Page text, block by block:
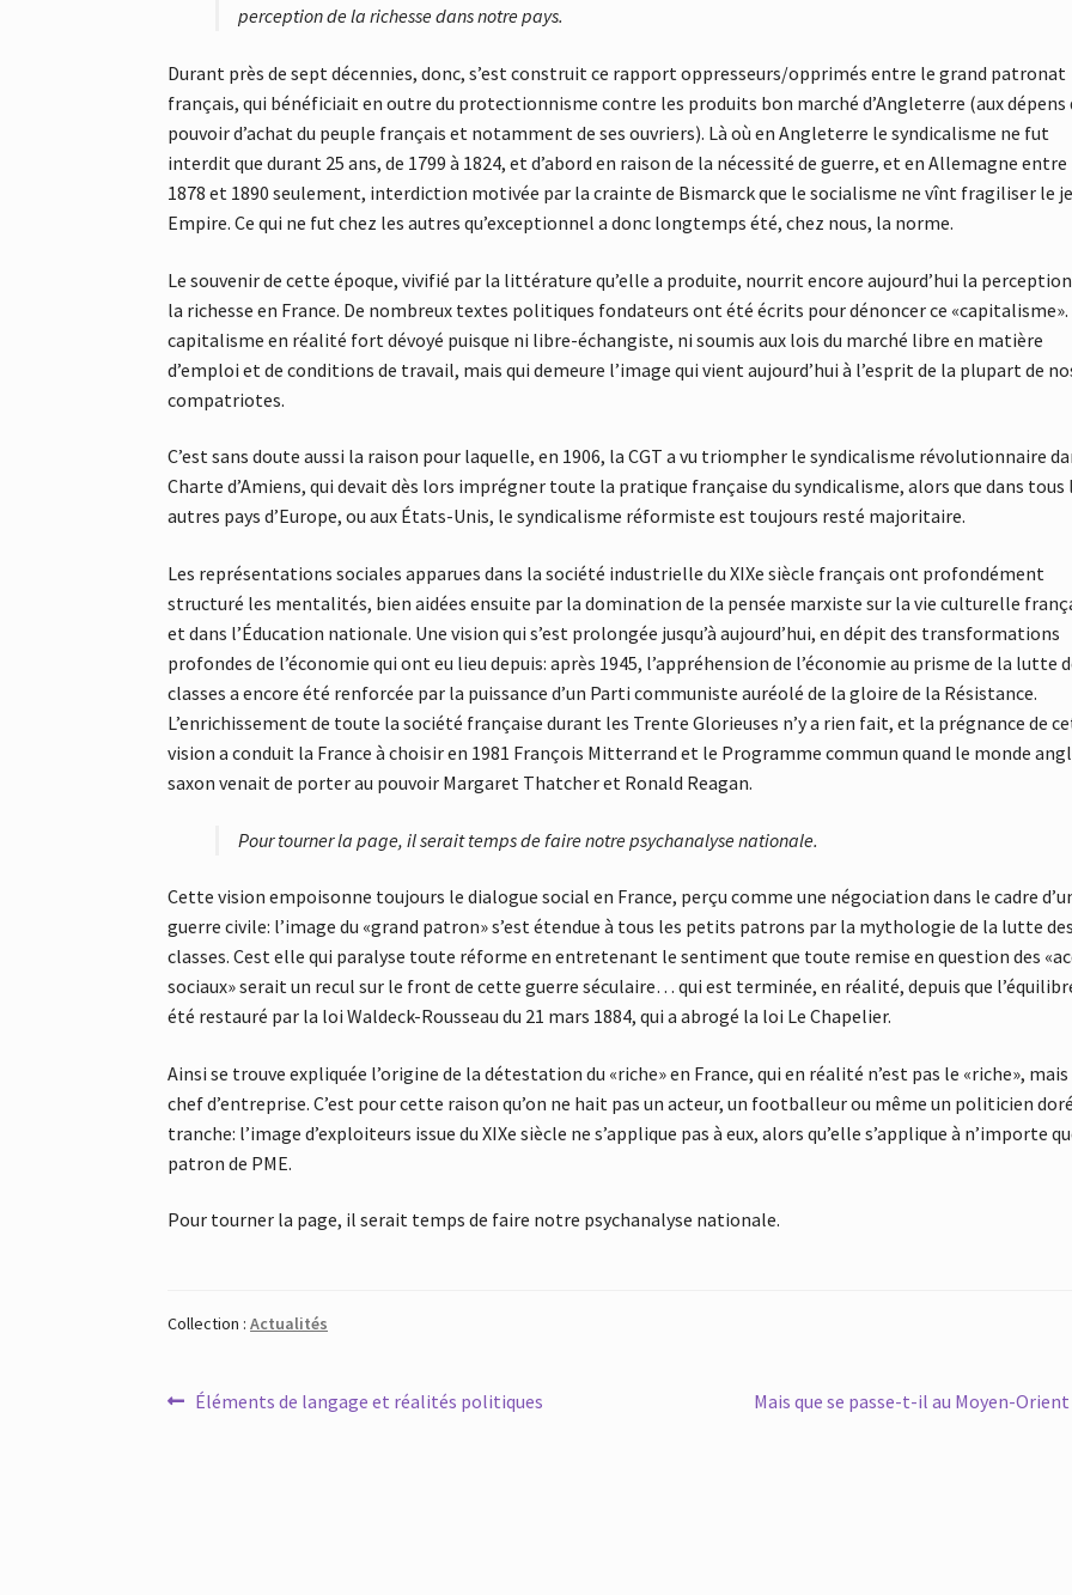
perception de la richesse dans notre pays.
Durant près de sept décennies, donc, s’est construit ce rapport oppresseurs/opprimés entre le grand patronat
français, qui bénéficiait en outre du protectionnisme contre les produits bon marché d’Angleterre (aux dépens
pouvoir d’achat du peuple français et notamment de ses ouvriers). Là où en Angleterre le syndicalisme ne fut
interdit que durant 25 ans, de 1799 à 1824, et d’abord en raison de la nécessité de guerre, et en Allemagne entre
1878 et 1890 seulement, interdiction motivée par la crainte de Bismarck que le socialisme ne vînt fragiliser le
Empire. Ce qui ne fut chez les autres qu’exceptionnel a donc longtemps été, chez nous, la norme.
Le souvenir de cette époque, vivifié par la littérature qu’elle a produite, nourrit encore aujourd’hui la
la richesse en France. De nombreux textes politiques fondateurs ont été écrits pour dénoncer ce «capitalisme».
capitalisme en réalité fort dévoyé puisque ni libre-échangiste, ni soumis aux lois du marché libre en matière
d’emploi et de conditions de travail, mais qui demeure l’image qui vient aujourd’hui à l’esprit de la plupart de
compatriotes.
C’est sans doute aussi la raison pour laquelle, en 1906, la CGT a vu triompher le syndicalisme révolutionnaire
Charte d’Amiens, qui devait dès lors imprégner toute la pratique française du syndicalisme, alors que dans tous
autres pays d’Europe, ou aux États-Unis, le syndicalisme réformiste est toujours resté majoritaire.
Les représentations sociales apparues dans la société industrielle du XIXe siècle français ont profondément
structuré les mentalités, bien aidées ensuite par la domination de la pensée marxiste sur la vie culturelle
et dans l’Éducation nationale. Une vision qui s’est prolongée jusqu’à aujourd’hui, en dépit des transformations
profondes de l’économie qui ont eu lieu depuis: après 1945, l’appréhension de l’économie au prisme de la lutte
classes a encore été renforcée par la puissance d’un Parti communiste auréolé de la gloire de la Résistance.
L’enrichissement de toute la société française durant les Trente Glorieuses n’y a rien fait, et la prégnance de
vision a conduit la France à choisir en 1981 François Mitterrand et le Programme commun quand le monde
saxon venait de porter au pouvoir Margaret Thatcher et Ronald Reagan.
Pour tourner la page, il serait temps de faire notre psychanalyse nationale.
Cette vision empoisonne toujours le dialogue social en France, perçu comme une négociation dans le cadre
guerre civile: l’image du «grand patron» s’est étendue à tous les petits patrons par la mythologie de la lutte des
classes. Cest elle qui paralyse toute réforme en entretenant le sentiment que toute remise en question des
sociaux» serait un recul sur le front de cette guerre séculaire… qui est terminée, en réalité, depuis que
été restauré par la loi Waldeck-Rousseau du 21 mars 1884, qui a abrogé la loi Le Chapelier.
Ainsi se trouve expliquée l’origine de la détestation du «riche» en France, qui en réalité n’est pas le «riche», mais
chef d’entreprise. C’est pour cette raison qu’on ne hait pas un acteur, un footballeur ou même un politicien
tranche: l’image d’exploiteurs issue du XIXe siècle ne s’applique pas à eux, alors qu’elle s’applique à n’importe
patron de PME.
Pour tourner la page, il serait temps de faire notre psychanalyse nationale.
Collection :Actualités
Navigation
Article
Éléments de langage et réalités politiques
Article
Mais que se passe-t-il au Moyen-Orient